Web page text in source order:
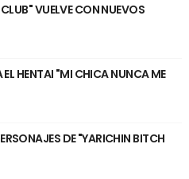
VUELVE CON NUEVOS
EL HENTAI "MI CHICA NUNCA ME
DE "YARICHIN BITCH